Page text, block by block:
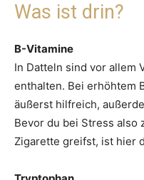
Was ist drin?
B-Vitamine
In Datteln sind vor allem
enthalten. Bei erhöhtem
äußerst hilfreich,
Bevor du bei Stress also
Zigarette greifst, ist hier